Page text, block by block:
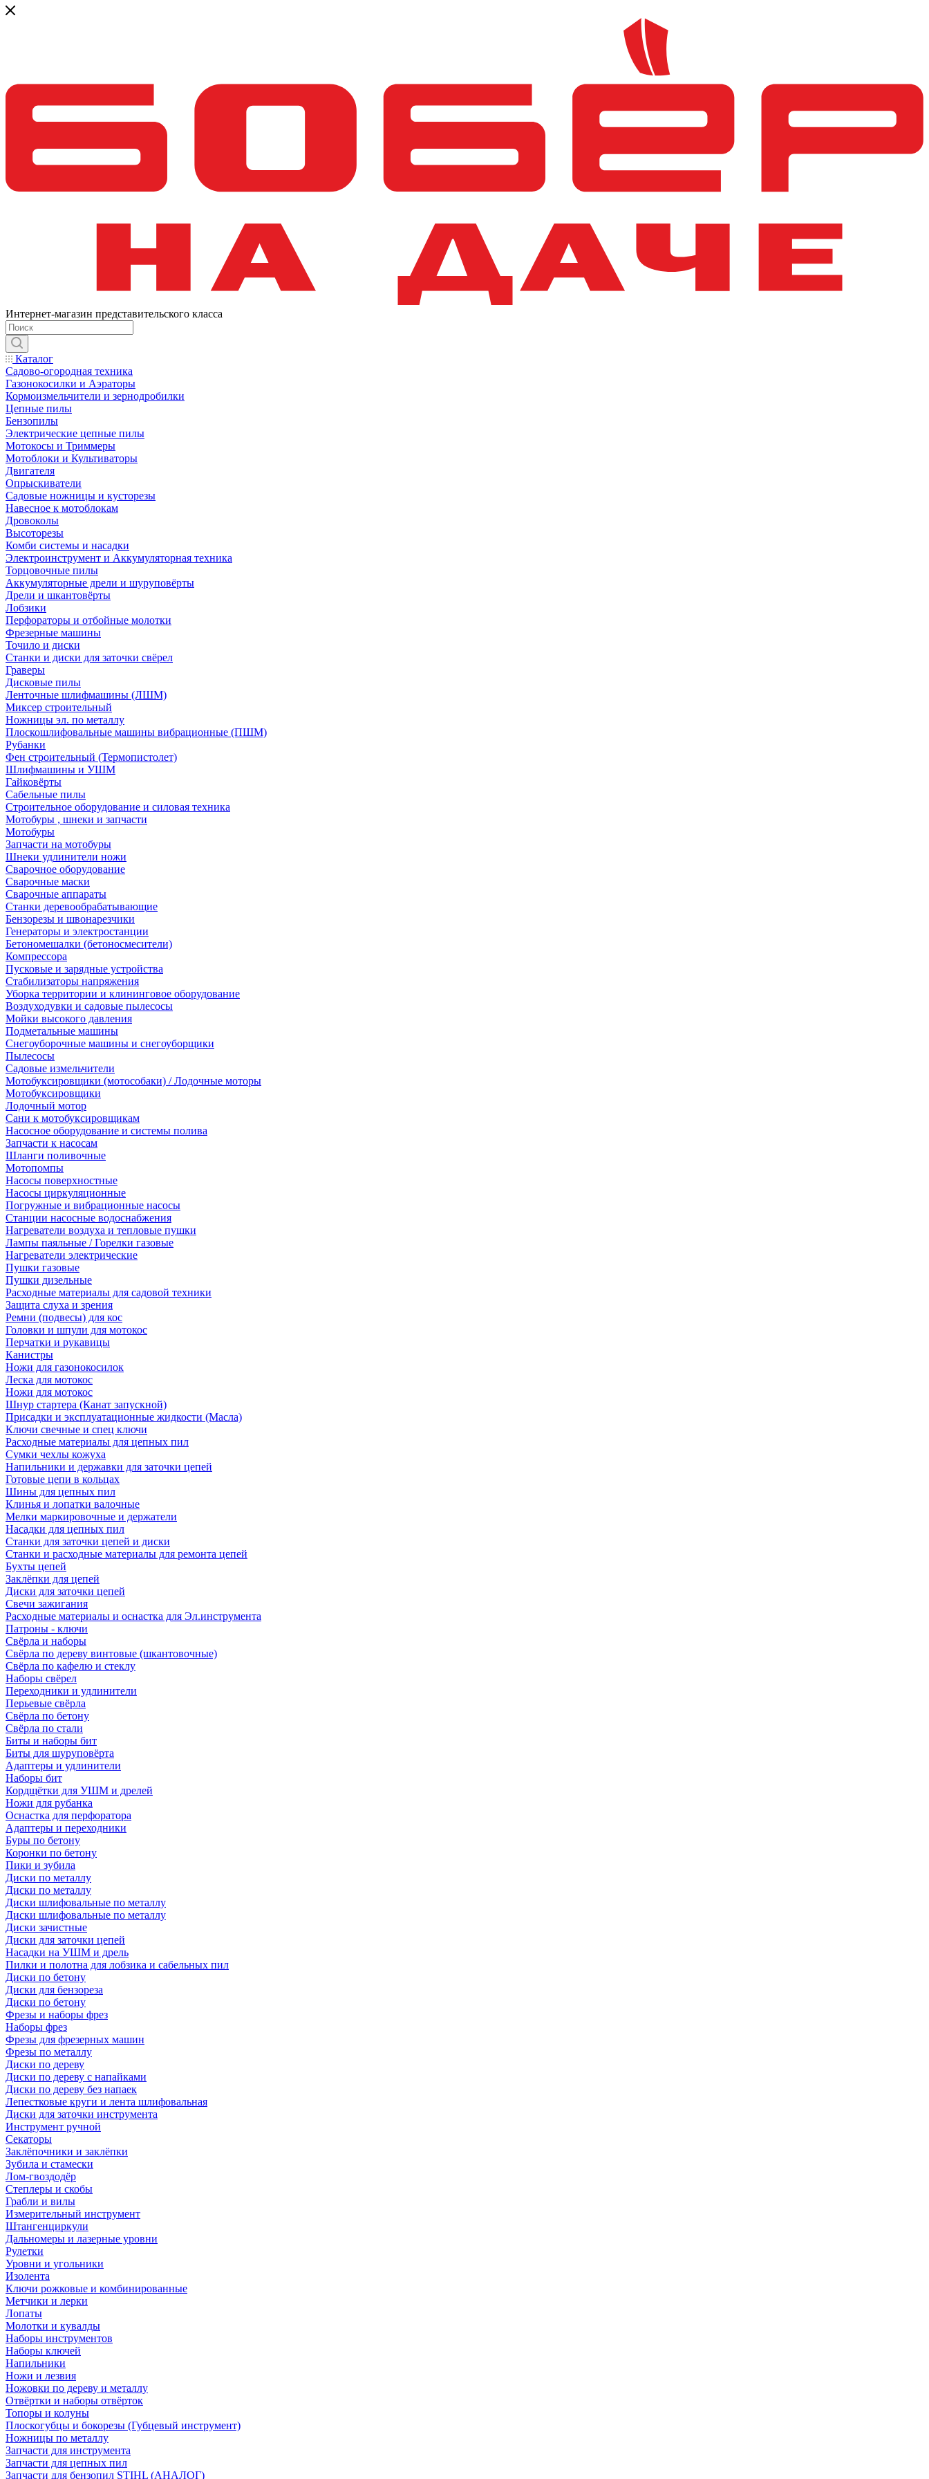
Интернет-магазин представительского класса
Каталог
Садово-огородная техника
Газонокосилки и Аэраторы
Кормоизмельчители и зернодробилки
Цепные пилы
Бензопилы
Электрические цепные пилы
Мотокосы и Триммеры
Мотоблоки и Культиваторы
Двигателя
Опрыскиватели
Садовые ножницы и кусторезы
Навесное к мотоблокам
Дровоколы
Высоторезы
Комби системы и насадки
Электроинструмент и Аккумуляторная техника
Торцовочные пилы
Аккумуляторные дрели и шуруповёрты
Дрели и шкантовёрты
Лобзики
Перфораторы и отбойные молотки
Фрезерные машины
Точило и диски
Станки и диски для заточки свёрел
Граверы
Дисковые пилы
Ленточные шлифмашины (ЛШМ)
Миксер строительный
Ножницы эл. по металлу
Плоскошлифовальные машины вибрационные (ПШМ)
Рубанки
Фен строительный (Термопистолет)
Шлифмашины и УШМ
Гайковёрты
Сабельные пилы
Строительное оборудование и силовая техника
Мотобуры , шнеки и запчасти
Мотобуры
Запчасти на мотобуры
Шнеки удлинители ножи
Сварочное оборудование
Сварочные маски
Сварочные аппараты
Станки деревообрабатывающие
Бензорезы и швонарезчики
Генераторы и электростанции
Бетономешалки (бетоносмесители)
Компрессора
Пусковые и зарядные устройства
Стабилизаторы напряжения
Уборка территории и клининговое оборудование
Воздуходувки и садовые пылесосы
Мойки высокого давления
Подметальные машины
Снегоуборочные машины и снегоуборщики
Пылесосы
Садовые измельчители
Мотобуксировщики (мотособаки) / Лодочные моторы
Мотобуксировщики
Лодочный мотор
Сани к мотобуксировщикам
Насосное оборудование и системы полива
Запчасти к насосам
Шланги поливочные
Мотопомпы
Насосы поверхностные
Насосы циркуляционные
Погружные и вибрационные насосы
Станции насосные водоснабжения
Нагреватели воздуха и тепловые пушки
Лампы паяльные / Горелки газовые
Нагреватели электрические
Пушки газовые
Пушки дизельные
Расходные материалы для садовой техники
Защита слуха и зрения
Ремни (подвесы) для кос
Головки и шпули для мотокос
Перчатки и рукавицы
Канистры
Ножи для газонокосилок
Леска для мотокос
Ножи для мотокос
Шнур стартера (Канат запускной)
Присадки и эксплуатационные жидкости (Масла)
Ключи свечные и спец ключи
Расходные материалы для цепных пил
Сумки чехлы кожуха
Напильники и державки для заточки цепей
Готовые цепи в кольцах
Шины для цепных пил
Клинья и лопатки валочные
Мелки маркировочные и держатели
Насадки для цепных пил
Станки для заточки цепей и диски
Станки и расходные материалы для ремонта цепей
Бухты цепей
Заклёпки для цепей
Диски для заточки цепей
Свечи зажигания
Расходные материалы и оснастка для Эл.инструмента
Патроны - ключи
Свёрла и наборы
Свёрла по дереву винтовые (шкантовочные)
Свёрла по кафелю и стеклу
Наборы свёрел
Переходники и удлинители
Перьевые свёрла
Свёрла по бетону
Свёрла по стали
Биты и наборы бит
Биты для шуруповёрта
Адаптеры и удлинители
Наборы бит
Кордщётки для УШМ и дрелей
Ножи для рубанка
Оснастка для перфоратора
Адаптеры и переходники
Буры по бетону
Коронки по бетону
Пики и зубила
Диски по металлу
Диски по металлу
Диски шлифовальные по металлу
Диски шлифовальные по металлу
Диски зачистные
Диски для заточки цепей
Насадки на УШМ и дрель
Пилки и полотна для лобзика и сабельных пил
Диски по бетону
Диски для бензореза
Диски по бетону
Фрезы и наборы фрез
Наборы фрез
Фрезы для фрезерных машин
Фрезы по металлу
Диски по дереву
Диски по дереву с напайками
Диски по дереву без напаек
Лепестковые круги и лента шлифовальная
Диски для заточки инструмента
Инструмент ручной
Секаторы
Заклёпочники и заклёпки
Зубила и стамески
Лом-гвоздодёр
Степлеры и скобы
Грабли и вилы
Измерительный инструмент
Штангенциркули
Дальномеры и лазерные уровни
Рулетки
Уровни и угольники
Изолента
Ключи рожковые и комбинированные
Метчики и лерки
Лопаты
Молотки и кувалды
Наборы инструментов
Наборы ключей
Напильники
Ножи и лезвия
Ножовки по дереву и металлу
Отвёртки и наборы отвёрток
Топоры и колуны
Плоскогубцы и бокорезы (Губцевый инструмент)
Ножницы по металлу
Запчасти для инструмента
Запчасти для цепных пил
Запчасти для бензопил STIHL (АНАЛОГ)